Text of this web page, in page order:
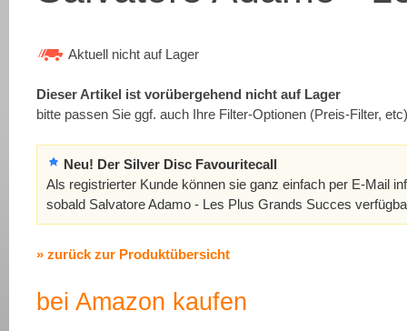
Aktuell nicht auf Lager
Dieser Artikel ist vorübergehend nicht auf Lager
bitte passen Sie ggf. auch Ihre Filter-Optionen (Preis-Filter,
Neu! Der Silver Disc Favouritecall
Als registrierter Kunde können sie ganz einfach per E-Mail
sobald Salvatore Adamo - Les Plus Grands Succes
» zurück zur Produktübersicht
bei Amazon kaufen